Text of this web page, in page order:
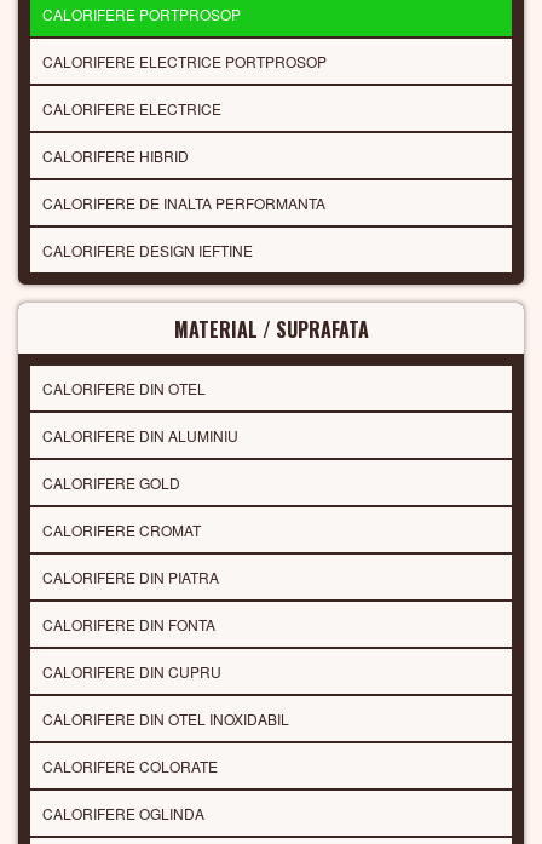
CALORIFERE PORTPROSOP
CALORIFERE ELECTRICE PORTPROSOP
CALORIFERE ELECTRICE
CALORIFERE HIBRID
CALORIFERE DE INALTA PERFORMANTA
CALORIFERE DESIGN IEFTINE
MATERIAL / SUPRAFATA
CALORIFERE DIN OTEL
CALORIFERE DIN ALUMINIU
CALORIFERE GOLD
CALORIFERE CROMAT
CALORIFERE DIN PIATRA
CALORIFERE DIN FONTA
CALORIFERE DIN CUPRU
CALORIFERE DIN OTEL INOXIDABIL
CALORIFERE COLORATE
CALORIFERE OGLINDA